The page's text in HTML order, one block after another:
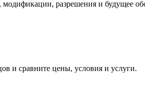
разрешения и будущее
и сравните цены, условия и услуги.